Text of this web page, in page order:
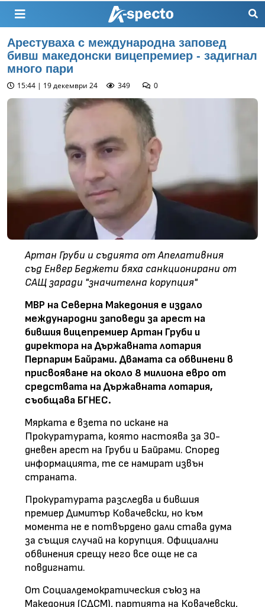
Арестуваха с международна заповед
бивш македонски вицепремиер - задигнал
много пари
15:44 | 19 декември 24 349 0
Артан Груби и съдията от Апелативния
съд Енвер Беджети бяха санкционирани от
САЩ заради "значителна корупция"
МВР на Северна Македония е издало
международни заповеди за арест на
бившия вицепремиер Артан Груби и
директора на Държавната лотария
Перпарим Байрами. Двамата са обвинени в
присвояване на около 8 милиона евро от
средствата на Държавната лотария,
съобщава БГНЕС.
Мярката е взета по искане на
Прокуратурата, която настоява за 30-
дневен арест на Груби и Байрами. Според
информацията, те се намират извън
страната.
Прокуратурата разследва и бившия
премиер Димитър Ковачевски, но към
момента не е потвърдено дали става дума
за същия случай на корупция. Официални
обвинения срещу него все още не са
повдигнати.
От Социалдемократическия съюз на
Македония (СДСМ), партията на Ковачевски,